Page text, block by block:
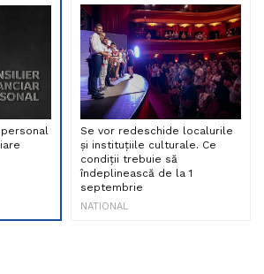
Se vor redeschide localurile
și instituțiile culturale. Ce
condiții trebuie să
îndeplinească de la 1
septembrie
NATIONAL